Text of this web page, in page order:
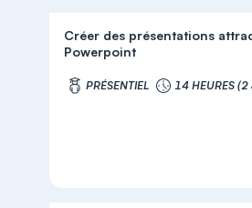
Créer des présentations
Powerpoint
PRÉSENTIEL 14 HEURES (2